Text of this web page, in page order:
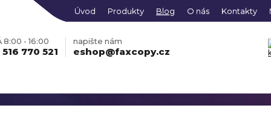
Úvod Produkty Blog O nás Kontakty
8:00 - 16:00
770 521
napište nám
eshop@faxcopy.cz